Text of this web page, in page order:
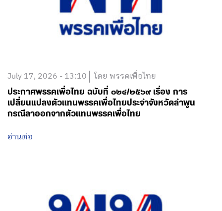
July 17, 2026 - 13:10 โดย พรรคเพื่อไทย
ประกาศพรรคเพื่อไทย ฉบับที่ ๐๒๔/๒๕๖๙ เรื่อง การ
เปลี่ยนแปลงตัวแทนพรรคเพื่อไทยประจำจังหวัดลำพูน
กรณีลาออกจากตัวแทนพรรคเพื่อไทย
อ่านต่อ